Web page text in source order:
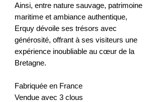
Ainsi, entre nature sauvage, patrimoine
maritime et ambiance authentique,
Erquy dévoile ses trésors avec
générosité, offrant à ses visiteurs une
expérience inoubliable au cœur de la
Bretagne.
Fabriquée en France
Vendue avec 3 clous